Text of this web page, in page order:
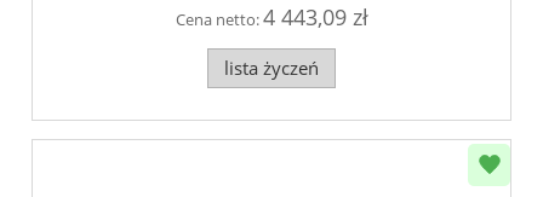
Cena netto:4 443,09 zł
lista życzeń